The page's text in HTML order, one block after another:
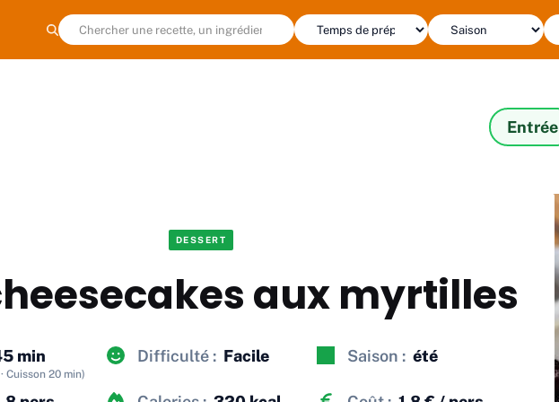
Entrée
DESSERT
aux myrtilles
min
Cuisson 20 min)
Difficulté : Facile Saison : été